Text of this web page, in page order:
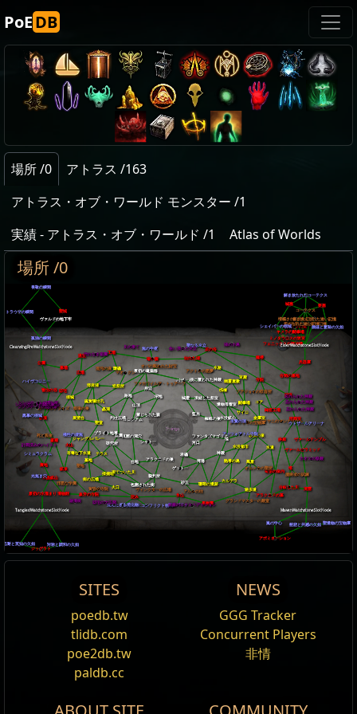
PoEDB
場所 /0
アトラス /163
アトラス・オブ・ワールド モンスター /1
実績 - アトラス・オブ・ワールド /1
Atlas of Worlds
場所 /0
Enlarge
神殿
霊廟
熱帯の島
象牙の寺院
採掘場
真菌の洞穴
カルデラ
原初の建築群
珊瑚の遺跡
砂漠
氷山
工場
檻
バザール
墓場
害虫の谷
鐘楼
裁判所
テラス 岩礁
寺院
列柱広場
監房
砂漠の泉
公園
遺物保管室
サイロ
博物館
水道
兵器庫
水路
枯れた湖
蜘蛛の巣
研究所
温室
ゲットー
幽霊屋敷
暗い森
高原
谷間の墓地
展望台
アラクニドの巣
庭園
埋葬室
晶洞
遊歩道
山頂
原初の水溜まり
硫黄噴出孔
凍てついた川
有毒な下水道
コロシアム
分岐した川
水晶鉱山
凍結した船室
コア
根に覆われた神殿
金庫室
城壁
水没鉱山
街の広場
砂丘
溶岩湖
ヴァールピラミッド
茨の谷
禁じられた森
造船所
台地
路地
環礁
鋳造工場
火口
墓地
根城
ジャングルバレー
アラクニドの墓
宮殿
包囲された街
淀み
果樹園
洞窟
農地
水没都市
沼地
邸宅
湾港
拱廊
岸辺
奇形の体内
桟橋
塔
聖堂
広場
火山
河口
闘拳場
鉱泉
シャトー
砂浜
ファンタズマゴリア
キメラの闘拳場
ヒュドラの巣
ミノタウロスの迷宮
フェニックスの鍛冶場
ヴァールテンプル
聖域
城塞 要塞
アボミネーション
ジッグラト
コーテクス
改変された遠い記憶
増幅された遠い記憶
歪められた遠い記憶
書き換えられた遠い記憶
ファカワイルア・トゥアーフ
ドリヤニのマシナリウム
混沌の渦
聖地
アルンの柱
オルメカの聖所
カーイルブライズ・群狼の巣
アッツィリの宝物庫
ヴィンクターの広場
マオ・クン
黄昏の寺院
プアジョイの収容所
邪悪な学園
臆病者の試練
グランドマスターの殿堂
アクトンの悪夢
オバの呪われた財宝
死と税金
CleansingFireWatchstoneSlotNode
TangledWatchstoneSlotNode
ElderWatchstoneSlotNode
MavenWatchstoneSlotNode
聖遺物の宝物庫
ヴァルドの地下牢
生贄の頂
タイムレスコンフリクト領域
ブライト地帯
シェイパーの領域 価値と意味の欠如
解き放たれたコーテクス
慈悲と共感の欠如
煮えたぎる消化物
極性の虚無
対称と調和の欠如
忍耐と英知の欠如
嵐の中心
トラウマの瞬間
畏敬の瞬間
孤独の瞬間
ハイヴコロニー
聖なる木立
黒幕の根城
無の中枢
シミュラクラム
黒きバリャ
ウトザールアリーナ
アッツォアトル寺院
光無き穴
川の果て
邸宅の大広間
湖の小島
カオスの祭殿
賭博街
忘れられた神殿
忘れられた神殿
忘れられた神殿
シンジケートの隠れ家
シンジケートの隠れ家
シンジケートの隠れ家
シンジケートの隠れ家
計画済みのハイスト
未踏のエクスペディション
汚れなき楽園
生い茂った木立
ティア:
ボーナス:
リティにしてボスを倒せ
Boss: 拡張のアーキテクト、ウルモティ
マップが詰まったチェストがある。
アーキテクトがスカラベをドロップする
全ての説明を表示
CompleteAtlas
Atlas of Worlds
Endgame Revised
In Path of Exile: Mirage, extensive changes are
coming to the Atlas and Mapping systems.
SITES
poedb.tw
tlidb.com
poe2db.tw
paldb.cc
NEWS
GGG Tracker
Concurrent Players
非情